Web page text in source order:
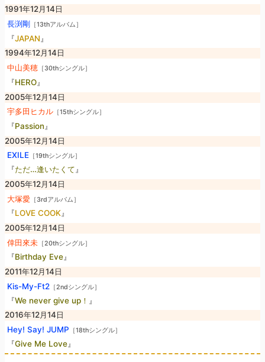
1991年12月14日
長渕剛 ［13thアルバム］
『JAPAN 』
1994年12月14日
中山美穂 ［30thシングル］
『HERO』
2005年12月14日
宇多田ヒカル ［15thシングル］
『Passion 』
2005年12月14日
EXILE ［19thシングル］
『ただ…逢いたくて 』
2005年12月14日
大塚愛 ［3rdアルバム］
『LOVE COOK』
2005年12月14日
倖田來未 ［20thシングル］
『Birthday Eve』
2011年12月14日
Kis-My-Ft2 ［2ndシングル］
『We never give up！ 』
2016年12月14日
Hey! Say! JUMP
［18thシングル］
『Give Me Love』